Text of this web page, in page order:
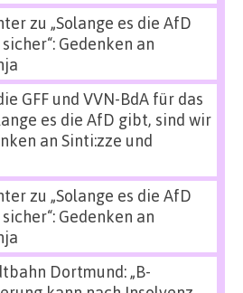
zu „Solange es die AfD
Gedenken an
GFF und VVN-BdA für das
es die AfD gibt, sind wir
an Sinti:zze und
zu „Solange es die AfD
Gedenken an
Dortmund: „B-